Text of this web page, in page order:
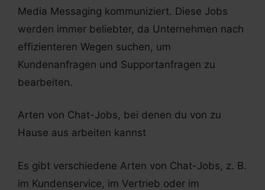
Media Messaging kommuniziert. Diese Jobs
werden immer beliebter, da Unternehmen nach
effizienteren Wegen suchen, um
Kundenanfragen und Supportanfragen zu
bearbeiten.
Arten von Chat-Jobs, bei denen du von zu
Hause aus arbeiten kannst
Es gibt verschiedene Arten von Chat-Jobs, z. B.
im Kundenservice, im Vertrieb oder im